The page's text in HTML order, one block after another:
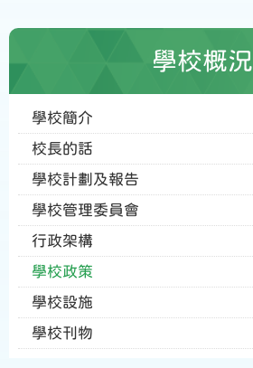
學校概況
學校簡介
校長的話
學校計劃及報告
學校管理委員會
行政架構
學校政策
學校設施
學校刊物